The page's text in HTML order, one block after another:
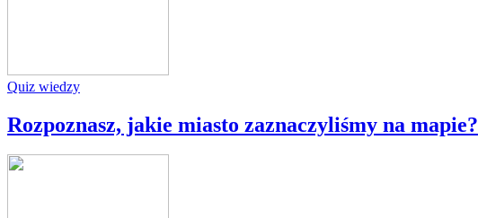
Quiz wiedzy
Rozpoznasz, jakie miasto zaznaczyliśmy na mapie?